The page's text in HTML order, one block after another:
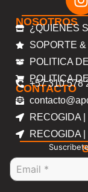
NOSOTROS
¿QUIENES
SOPORTE
POLITICA
POLITICA
CONTACTO
+57 310 578
RECOGIDA
RECOGIDA